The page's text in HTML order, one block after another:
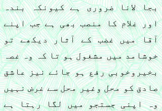
بجا لانا ضروری ہے کیونکہ بندہ
اور غلام کا منصب بھی ہے جب اپنے
آقا میں غضب کے آثار دیکھے تو
خوشامد میں مشغول ہو تا کہ وہ غصہ
بخیروخوبی رفع ہو جائے نیز عاشق
صادق کو محل وغیر محل سے غرض نہیں
وہ اپنی جستجو میں لگا رہتا ہے